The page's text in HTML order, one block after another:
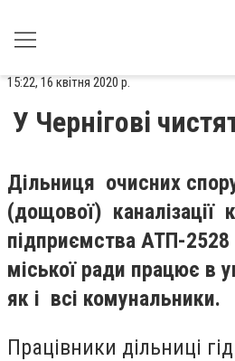
15:22, 16 квітня 2020 р.
У Чернігові
Дільниця очисних
(дощової) каналізації
підприємства АТП-2528
міської ради працює в
як і всі комунальники.
Працівники дільниці